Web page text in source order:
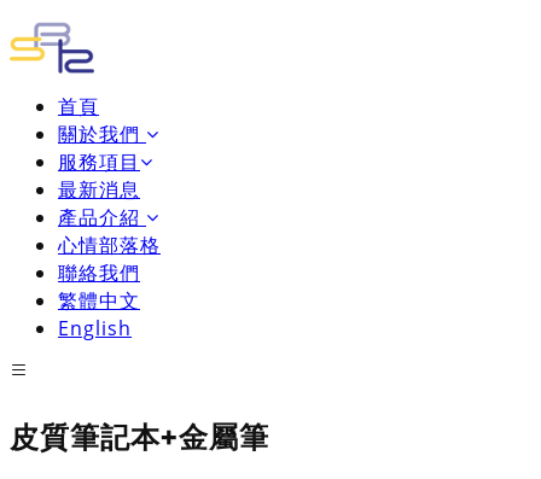
首頁
關於我們
服務項目
最新消息
產品介紹
心情部落格
聯絡我們
繁體中文
English
皮質筆記本+金屬筆